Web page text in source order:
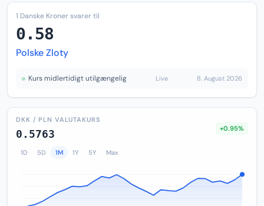
1 Danske Kroner svarer til
0.58
Polske Zloty
Kurs midlertidigt utilgængelig Live 8. August 2026
DKK / PLN VALUTAKURS
0.5763 +0.95%
1D 5D 1M 1Y 5Y Max